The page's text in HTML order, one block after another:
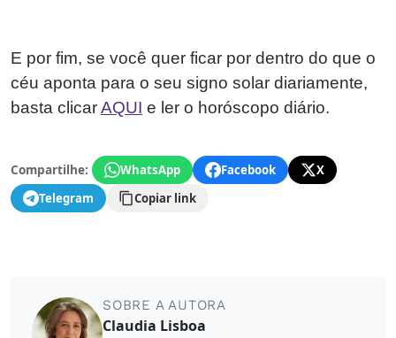
E por fim, se você quer ficar por dentro do que o
céu aponta para o seu signo solar diariamente,
basta clicarAQUI e ler o horóscopo diário.
Compartilhe: WhatsApp Facebook
X
Telegram
Copiar link
SOBRE A AUTORA
Claudia Lisboa